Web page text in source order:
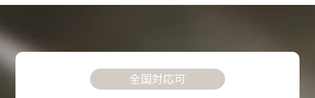
全国対応可